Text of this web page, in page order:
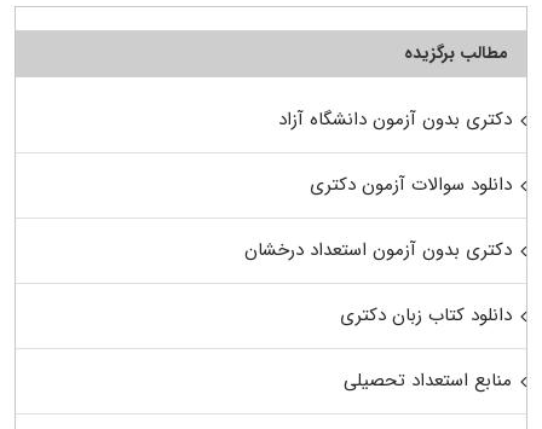
مطالب برگزیده
دکتری بدون آزمون دانشگاه آزاد
دانلود سوالات آزمون دکتری
دکتری بدون آزمون استعداد درخشان
دانلود کتاب زبان دکتری
منابع استعداد تحصیلی